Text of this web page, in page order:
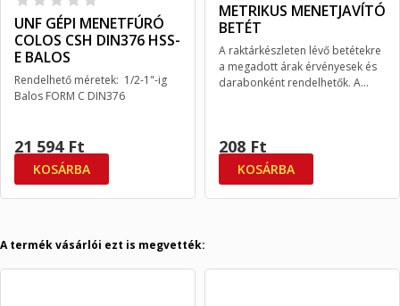
UNF GÉPI MENETFÚRÓ
COLOS CSH DIN376 HSS-
E BALOS
Rendelhető méretek: 1/2-1"-ig
Balos FORM C DIN376
21 594 Ft
KOSÁRBA
METRIKUS MENETJAVÍTÓ
BETÉT
A raktárkészleten lévő betétekre
a megadott árak érvényesek és
darabonként rendelhetők. A...
208 Ft
KOSÁRBA
A termék vásárlói ezt is megvették: